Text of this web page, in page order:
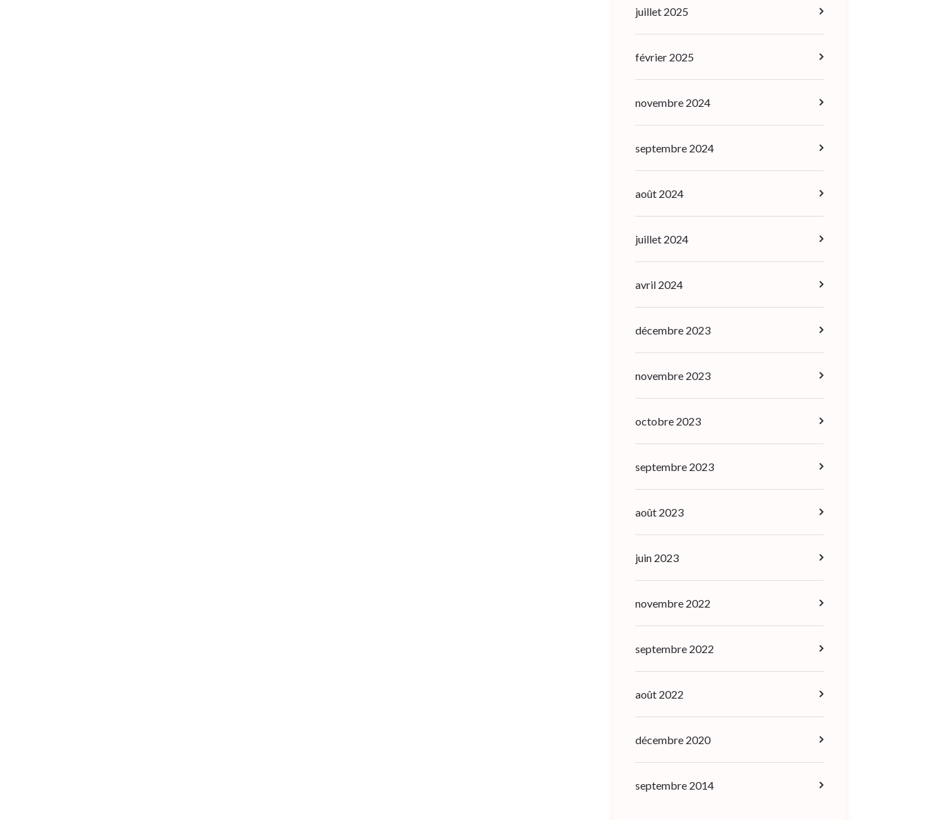
juillet 2025
février 2025
novembre 2024
septembre 2024
août 2024
juillet 2024
avril 2024
décembre 2023
novembre 2023
octobre 2023
septembre 2023
août 2023
juin 2023
novembre 2022
septembre 2022
août 2022
décembre 2020
septembre 2014